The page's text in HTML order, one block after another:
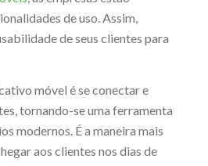
de uso. Assim,
de seus clientes para
móvel é se conectar e
tornando-se uma ferramenta
modernos. É a maneira mais
aos clientes nos dias de